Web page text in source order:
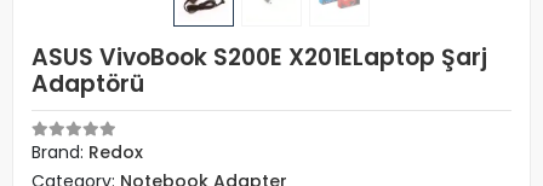
ASUS VivoBook S200E X201ELaptop Şarj
Adaptörü
Brand: Redox
Category: Notebook Adapter